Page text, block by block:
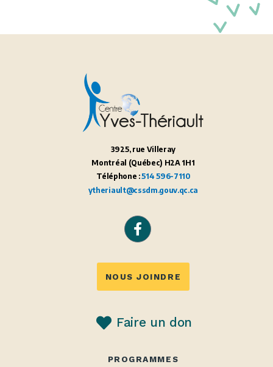
3925, rue Villeray
Montréal (Québec) H2A 1H1
Téléphone :514 596-7110
ytheriault@cssdm.gouv.qc.ca
NOUS JOINDRE
Faire un don
PROGRAMMES